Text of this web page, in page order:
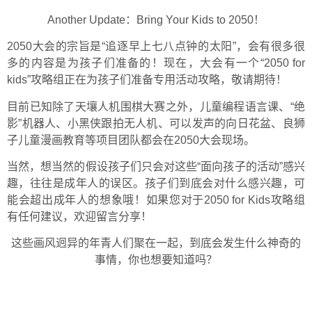
Another Update：Bring Your Kids to 2050！
2050大会的宗旨是“追逐早上七八点钟的太阳”，会有很多很
多的内容是为孩子们准备的！现在，大会有一个“2050 for
kids”攻略组正在为孩子们准备专用活动攻略，敬请期待！
目前已知除了天壤人机围棋大赛之外，儿童编程语言课、“绝
影”机器人、小黑侠跟拍无人机、可以发声的向日花盆、良狮
子儿童漫画教育等项目团队都会在2050大会现场。
当然，想当然的假设孩子们只会对这些“面向孩子的活动”感兴
趣，往往是成年人的误区。孩子们到底会对什么感兴趣，可
能会超出成年人的想象哦！如果您对于2050 for Kids攻略组
有任何建议，欢迎留言分享！
这些画风迥异的年青人们聚在一起，到底会发生什么神奇的
事情，你也想要知道吗？